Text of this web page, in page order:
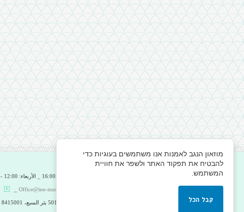
Office@ine-museum.org.il
מוזאון הנגב לאמנות אנו משתמשים בעוגיות כדי
להבטיח את תפקוד האתר ולשפר את חוויית
המשתמש.
קבל הכל